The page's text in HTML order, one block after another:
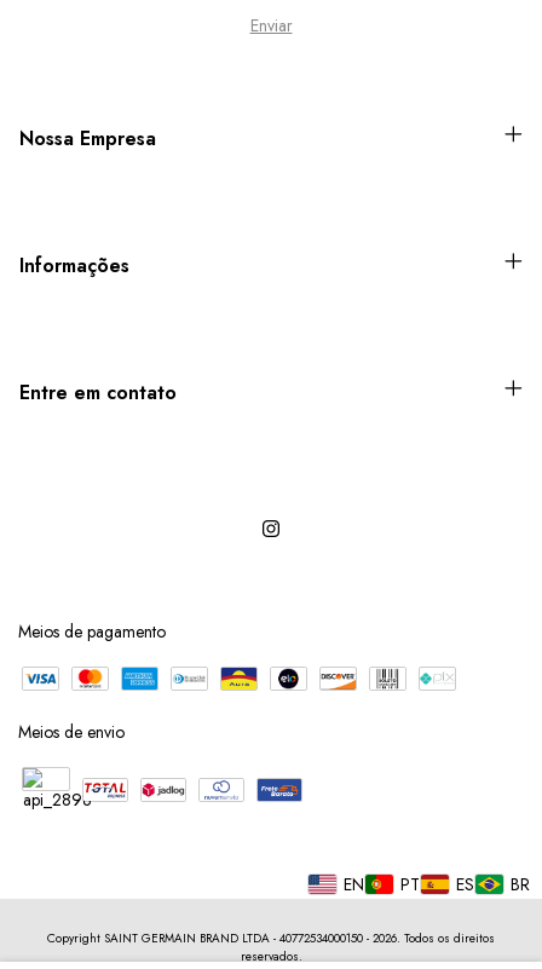
Nossa Empresa
Informações
Entre em contato
Meios de pagamento
Meios de envio
EN PT ES BR
Copyright SAINT GERMAIN BRAND LTDA - 40772534000150 - 2026. Todos os direitos
reservados.